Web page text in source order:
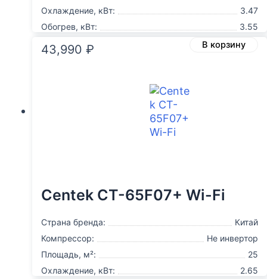
Охлаждение, кВт:
3.47
Обогрев, кВт:
3.55
43,990 ₽ В корзину
Centek CT-65F07+ Wi-Fi
Страна бренда:
Китай
Компрессор:
Не инвертор
Площадь, м²:
25
Охлаждение, кВт:
2.65